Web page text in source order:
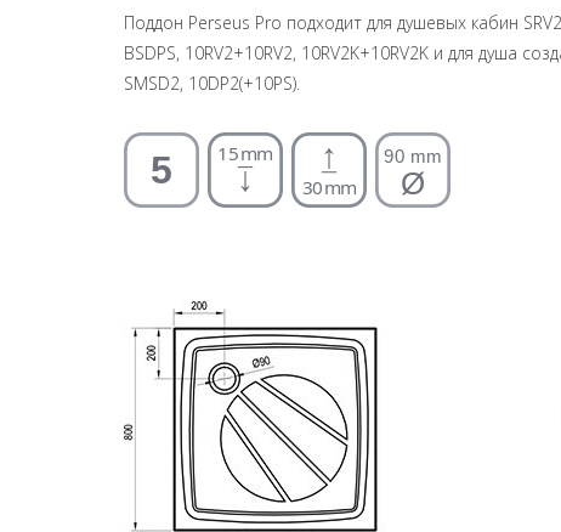
Поддон Perseus Pro подходит для душевых кабин SRV2-
BSDPS, 10RV2+10RV2, 10RV2K+10RV2K и для душа
SMSD2, 10DP2(+10PS).